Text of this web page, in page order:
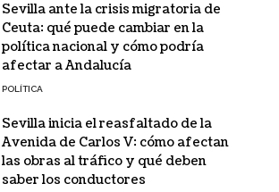
Sevilla ante la crisis migratoria de
Ceuta: qué puede cambiar en la
política nacional y cómo podría
afectar a Andalucía
POLÍTICA
Sevilla inicia el reasfaltado de la
Avenida de Carlos V: cómo afectan
las obras al tráfico y qué deben
saber los conductores